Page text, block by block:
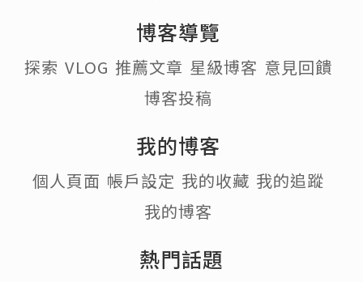
博客導覽
探索 VLOG 推薦文章 星級博客 意見回饋
博客投稿
我的博客
個人頁面 帳戶設定 我的收藏 我的追蹤
我的博客
熱門話題